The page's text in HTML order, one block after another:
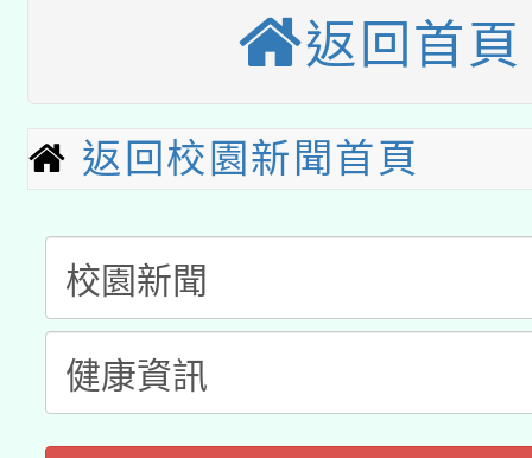
招甄選結果公告(無人
適應運動共學行動站研
本館辦理115年度閱讀
暨閱讀推動專業研習
科技賦能─人工智慧
礎課程
A3數位素養講師名單
「數位內容與教學軟體
pilot」
有關大陸委員會函釋公
薪期間赴陸應申請許可
轉知經濟部水利署委託
115年8月22日(星期六
返回首頁
返回校園新聞首頁